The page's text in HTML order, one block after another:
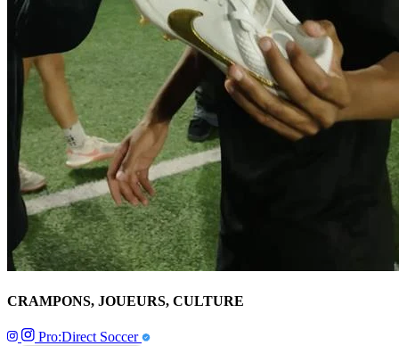
CRAMPONS, JOUEURS, CULTURE
Pro:Direct Soccer